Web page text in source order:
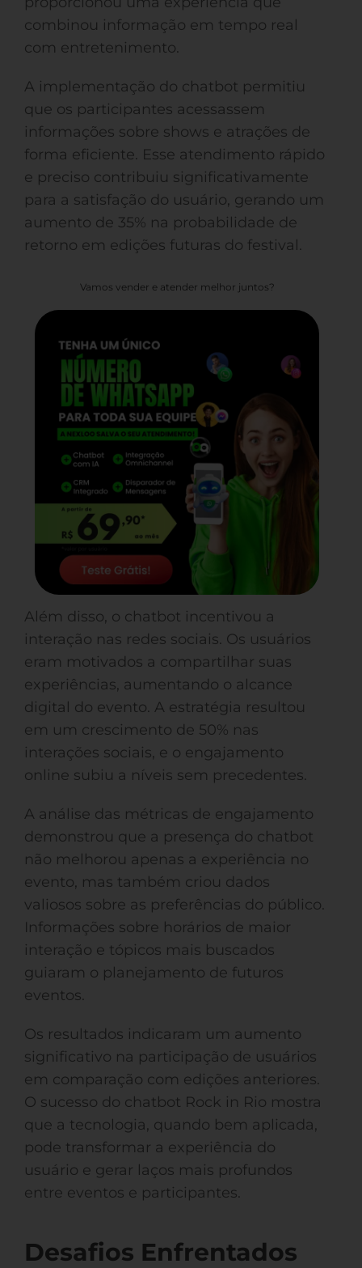
combinou informação em tempo real
com entretenimento.
A implementação do chatbot permitiu
que os participantes acessassem
informações sobre shows e atrações de
forma eficiente. Esse atendimento rápido
e preciso contribuiu significativamente
para a satisfação do usuário, gerando um
aumento de 35% na probabilidade de
retorno em edições futuras do festival.
Vamos vender e atender melhor juntos?
Além disso, o chatbot incentivou a
interação nas redes sociais. Os usuários
eram motivados a compartilhar suas
experiências, aumentando o alcance
digital do evento. A estratégia resultou
em um crescimento de 50% nas
interações sociais, e o engajamento
online subiu a níveis sem precedentes.
A análise das métricas de engajamento
demonstrou que a presença do chatbot
não melhorou apenas a experiência no
evento, mas também criou dados
valiosos sobre as preferências do público.
Informações sobre horários de maior
interação e tópicos mais buscados
guiaram o planejamento de futuros
eventos.
Os resultados indicaram um aumento
significativo na participação de usuários
em comparação com edições anteriores.
O sucesso do chatbot Rock in Rio mostra
que a tecnologia, quando bem aplicada,
pode transformar a experiência do
usuário e gerar laços mais profundos
entre eventos e participantes.
Desafios Enfrentados